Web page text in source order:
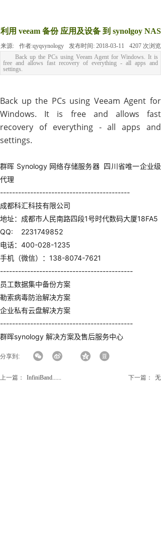
利用 veeam 备份 应用及设备 到 synolgoy NAS
来源: 作者:qyqsynology 发布时间: 2018-03-11 4207 次浏览
Back up the PCs using Veeam Agent for Windows. It is
free and allows fast recovery of everything - all apps and
settings.
Back up the PCs using Veeam Agent for
Windows. It is free and allows fast
recovery of everything - all apps and
settings.
群晖 Synology 网络存储服务器 四川省唯一企业级
代理
-------------------------------------------
成都科汇科技有限公司
地址：成都市人民南路四段1号时代数码大厦18FA5
QQ: 2231749852
电话：400-028-1235
手机（微信）：138-8074-7621
--------------------------------------------
员工数据集中备份方案
勒索病毒防治解决方案
企业私有云盘解决方案
--------------------------------------------
群晖synology 解决方案及售后服务中心
分享到:
上一篇： InfiniBand...... 下一篇： 无